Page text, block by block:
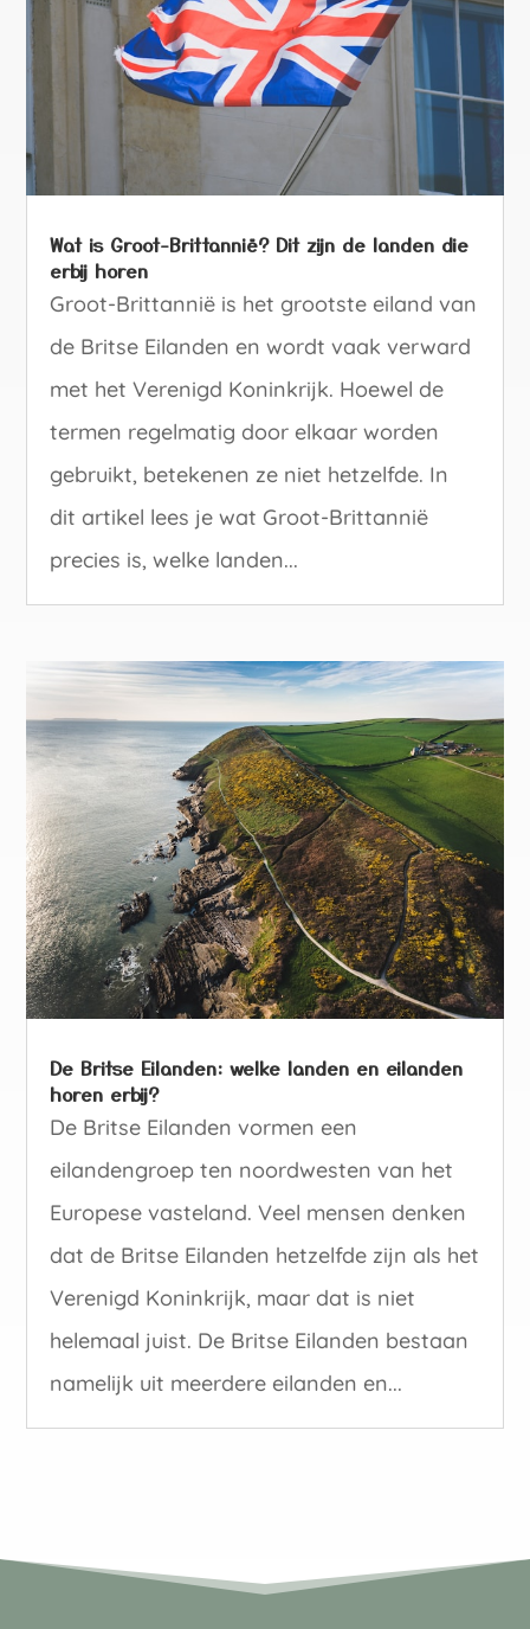
Wat is Groot-Brittannië? Dit zijn de landen die
erbij horen
Groot-Brittannië is het grootste eiland van
de Britse Eilanden en wordt vaak verward
met het Verenigd Koninkrijk. Hoewel de
termen regelmatig door elkaar worden
gebruikt, betekenen ze niet hetzelfde. In
dit artikel lees je wat Groot-Brittannië
precies is, welke landen...
De Britse Eilanden: welke landen en eilanden
horen erbij?
De Britse Eilanden vormen een
eilandengroep ten noordwesten van het
Europese vasteland. Veel mensen denken
dat de Britse Eilanden hetzelfde zijn als het
Verenigd Koninkrijk, maar dat is niet
helemaal juist. De Britse Eilanden bestaan
namelijk uit meerdere eilanden en...